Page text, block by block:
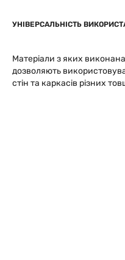
УНІВЕРСАЛЬНІСТЬ
Матеріали з яких
дозволяють
стін та каркасів різних